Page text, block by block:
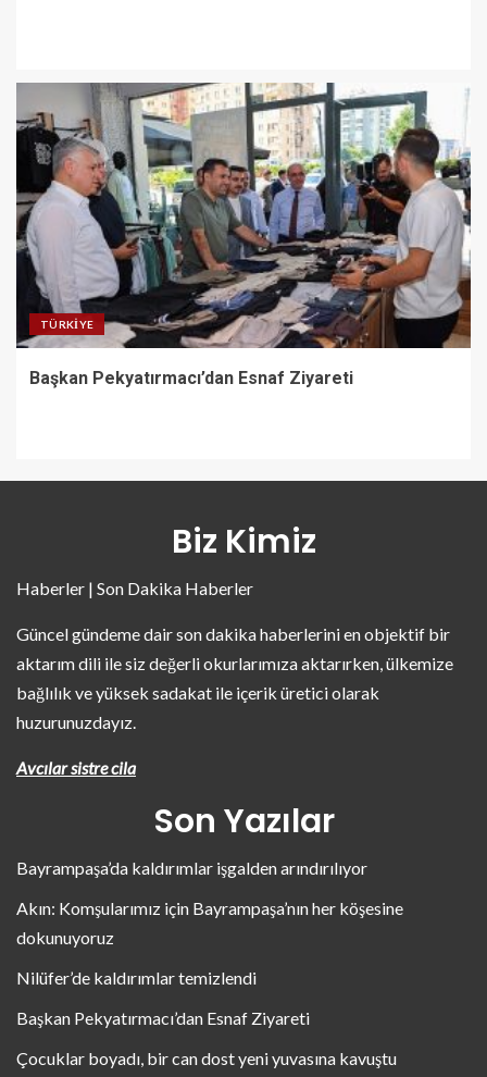
TÜRKIYE
Başkan Pekyatırmacı’dan Esnaf Ziyareti
Biz Kimiz
Haberler | Son Dakika Haberler
Güncel gündeme dair son dakika haberlerini en objektif bir
aktarım dili ile siz değerli okurlarımıza aktarırken, ülkemize
bağlılık ve yüksek sadakat ile içerik üretici olarak
huzurunuzdayız.
Avcılar sistre cila
Son Yazılar
Bayrampaşa’da kaldırımlar işgalden arındırılıyor
Akın: Komşularımız için Bayrampaşa’nın her köşesine
dokunuyoruz
Nilüfer’de kaldırımlar temizlendi
Başkan Pekyatırmacı’dan Esnaf Ziyareti
Çocuklar boyadı, bir can dost yeni yuvasına kavuştu